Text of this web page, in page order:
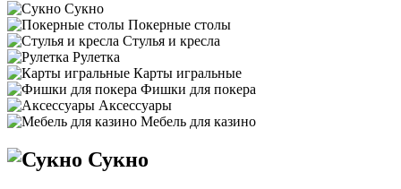
Сукно
Покерные столы
Стулья и кресла
Рулетка
Карты игральные
Фишки для покера
Аксессуары
Мебель для казино
Сукно